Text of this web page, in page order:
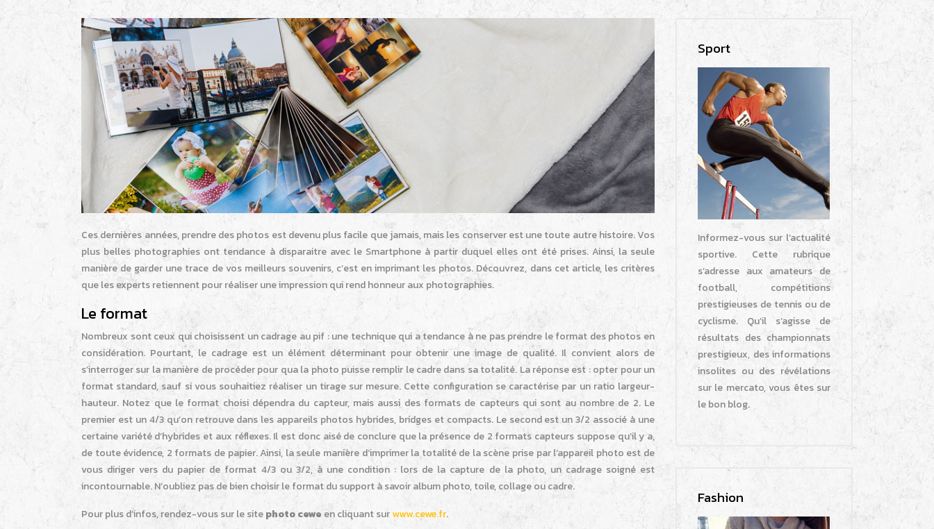
Ces dernières années, prendre des photos est devenu plus facile que jamais, mais les conserver est une toute autre histoire. Vos
plus belles photographies ont tendance à disparaitre avec le Smartphone à partir duquel elles ont été prises. Ainsi, la seule
manière de garder une trace de vos meilleurs souvenirs, c’est en imprimant les photos. Découvrez, dans cet article, les critères
que les experts retiennent pour réaliser une impression qui rend honneur aux photographies.
Le format
Nombreux sont ceux qui choisissent un cadrage au pif : une technique qui a tendance à ne pas prendre le format des photos en
considération. Pourtant, le cadrage est un élément déterminant pour obtenir une image de qualité. Il convient alors de
s’interroger sur la manière de procéder pour qua la photo puisse remplir le cadre dans sa totalité. La réponse est : opter pour un
format standard, sauf si vous souhaitiez réaliser un tirage sur mesure. Cette configuration se caractérise par un ratio largeur-
hauteur. Notez que le format choisi dépendra du capteur, mais aussi des formats de capteurs qui sont au nombre de 2. Le
premier est un 4/3 qu’on retrouve dans les appareils photos hybrides, bridges et compacts. Le second est un 3/2 associé à une
certaine variété d’hybrides et aux réflexes. Il est donc aisé de conclure que la présence de 2 formats capteurs suppose qu’il y a,
de toute évidence, 2 formats de papier. Ainsi, la seule manière d’imprimer la totalité de la scène prise par l’appareil photo est de
vous diriger vers du papier de format 4/3 ou 3/2, à une condition : lors de la capture de la photo, un cadrage soigné est
incontournable. N’oubliez pas de bien choisir le format du support à savoir album photo, toile, collage ou cadre.
Pour plus d’infos, rendez-vous sur le sitephoto cewe en cliquant surwww.cewe.fr.
Sport
Informez-vous sur l’actualité
sportive. Cette rubrique
s’adresse aux amateurs de
football, compétitions
prestigieuses de tennis ou de
cyclisme. Qu’il s’agisse de
résultats des championnats
prestigieux, des informations
insolites ou des révélations
sur le mercato, vous êtes sur
le bon blog.
Fashion